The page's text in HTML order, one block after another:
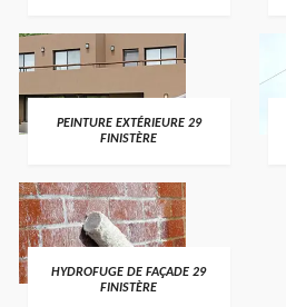
PEINTURE EXTÉRIEURE 29
FINISTÈRE
HYDROFUGE DE FAÇADE 29
FINISTÈRE